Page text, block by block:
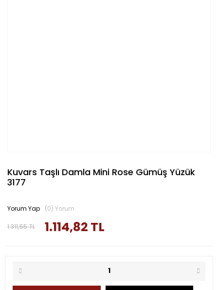
Kuvars Taşlı Damla Mini Rose Gümüş Yüzük
3177
1.311,55 TL 1.114,82 TL
Yorum Yap (0) Yorum